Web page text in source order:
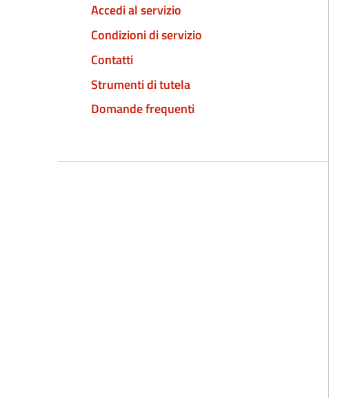
Accedi al servizio
Condizioni di servizio
Contatti
Strumenti di tutela
Domande frequenti